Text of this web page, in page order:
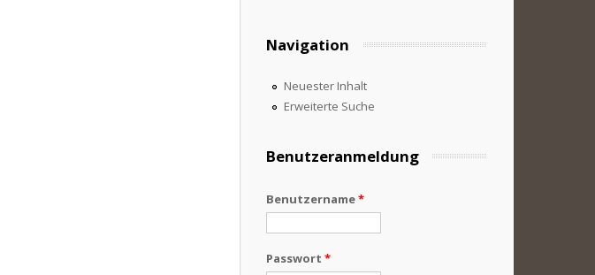
Navigation
Neuester Inhalt
Erweiterte Suche
Benutzeranmeldung
Benutzername*
Passwort *